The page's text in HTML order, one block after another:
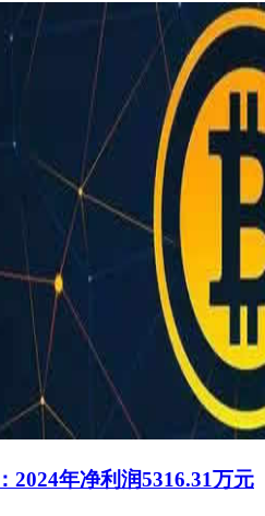
2024年净利润5316.31万元